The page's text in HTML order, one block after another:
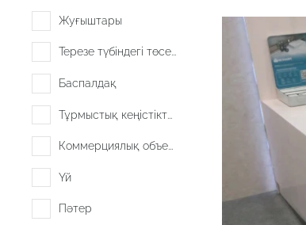
Жуғыштары
Терезе түбіндегі төсеніш
Баспалдақ
Тұрмыстық кеңістіктер
Коммерциялық объектілер
Үй
Пәтер